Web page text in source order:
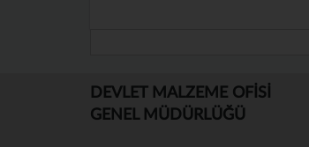
DEVLET MALZEME OFİSİ
GENEL MÜDÜRLÜĞÜ